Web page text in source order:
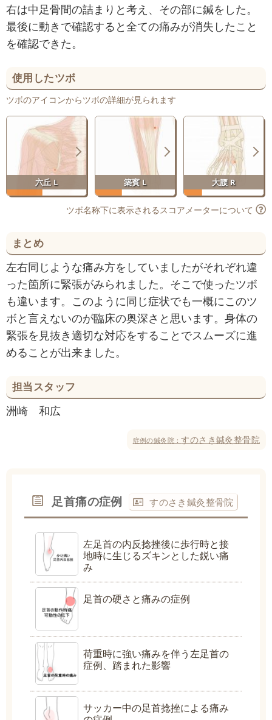
右は中足骨間の詰まりと考え、その部に鍼をした。
最後に動きで確認すると全ての痛みが消失したこと
を確認できた。
使用したツボ
ツボのアイコンからツボの詳細が見られます
六丘 L 築賓 L 大腰 R
ツボ名称下に表示されるスコアメーターについて
まとめ
左右同じような痛み方をしていましたがそれぞれ違
った箇所に緊張がみられました。そこで使ったツボ
も違います。このように同じ症状でも一概にこのツ
ボと言えないのが臨床の奥深さと思います。身体の
緊張を見抜き適切な対応をすることでスムーズに進
めることが出来ました。
担当スタッフ
洲崎 和広
症例の鍼灸院：すのさき鍼灸整骨院
足首痛の症例 すのさき鍼灸整骨院
左足首の内反捻挫後に歩行時と接
地時に生じるズキンとした鋭い痛
み
足首の硬さと痛みの症例
荷重時に強い痛みを伴う左足首の
症例、踏まれた影響
サッカー中の足首捻挫による痛み